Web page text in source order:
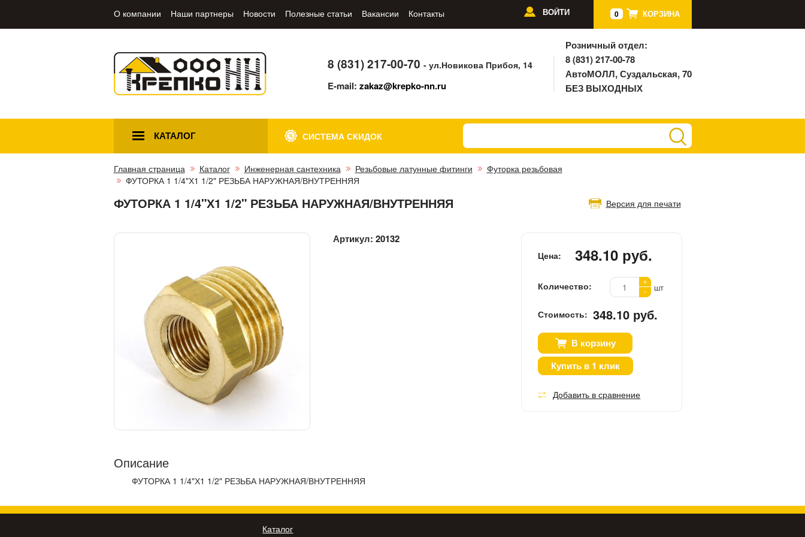
О компании Наши партнеры Новости Полезные статьи Вакансии Контакты 0 КОРЗИНА
ВОЙТИ
8 (831) 217-00-70- ул.Новикова Прибоя, 14
E-mail:zakaz@krepko-nn.ru
Розничный отдел:
8 (831) 217-00-78
АвтоМОЛЛ, Суздальская, 70
БЕЗ ВЫХОДНЫХ
КАТАЛОГ СИСТЕМА СКИДОК
Главная страница Каталог Инженерная сантехника Резьбовые латунные фитинги
Футорка резьбовая
ФУТОРКА 1 1/4"Х1 1/2" РЕЗЬБА НАРУЖНАЯ/ВНУТРЕННЯЯ
Версия для печати
ФУТОРКА 1 1/4"Х1 1/2" РЕЗЬБА НАРУЖНАЯ/ВНУТРЕННЯЯ
Артикул:20132
Цена: 348.10 руб.
Количество:
+
-
шт
Стоимость: 348.10 руб.
В корзину
Купить в 1 клик
Добавить в сравнение
Описание
ФУТОРКА 1 1/4"Х1 1/2" РЕЗЬБА НАРУЖНАЯ/ВНУТРЕННЯЯ
Каталог